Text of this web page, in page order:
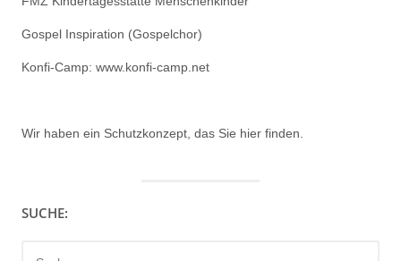
Gospel Inspiration (Gospelchor)
Konfi-Camp: www.konfi-camp.net
Wir haben ein Schutzkonzept, das Sie hier finden.
SUCHE: